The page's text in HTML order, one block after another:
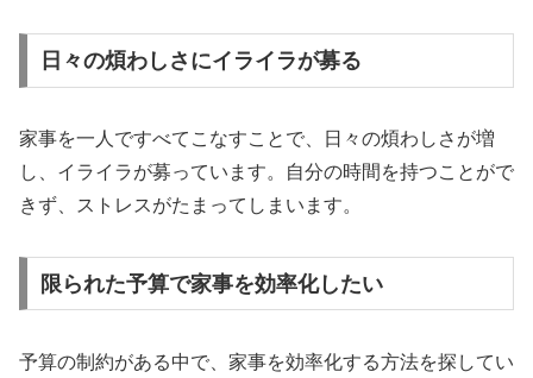
日々の煩わしさにイライラが募る
家事を一人ですべてこなすことで、日々の煩わしさが増
し、イライラが募っています。自分の時間を持つことがで
きず、ストレスがたまってしまいます。
限られた予算で家事を効率化したい
予算の制約がある中で、家事を効率化する方法を探してい